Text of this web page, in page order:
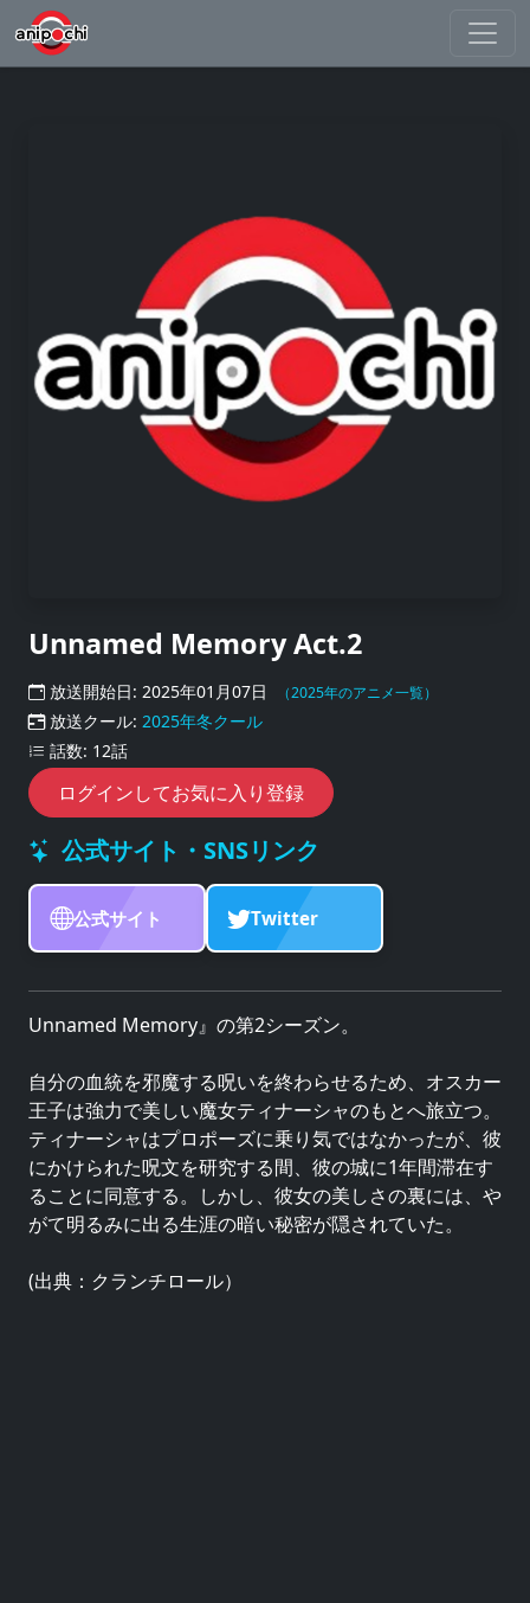
Unnamed Memory Act.2
放送開始日: 2025年01月07日 （2025年のアニメ一覧）
放送クール: 2025年冬クール
話数: 12話
ログインしてお気に入り登録
公式サイト・SNSリンク
公式サイト Twitter
Unnamed Memory』の第2シーズン。
自分の血統を邪魔する呪いを終わらせるため、オスカー
王子は強力で美しい魔女ティナーシャのもとへ旅立つ。
ティナーシャはプロポーズに乗り気ではなかったが、彼
にかけられた呪文を研究する間、彼の城に1年間滞在す
ることに同意する。しかし、彼女の美しさの裏には、や
がて明るみに出る生涯の暗い秘密が隠されていた。
(出典：クランチロール）